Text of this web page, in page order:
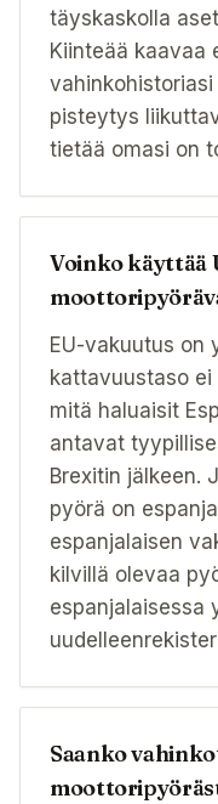
täyskaskolla
Kiinteää
pisteytys
tietää omasi on
Voinko käyttää
EU-vakuutus on
kattavuustaso
mitä haluaisit
antavat
Brexitin jälkeen.
pyörä on
espanjalaisen
kilvillä olevaa
espanjalaisessa
Saanko